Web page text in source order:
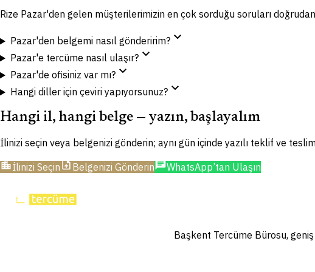
Rize Pazar'den gelen müşterilerimizin en çok sorduğu soruları
Pazar'den belgemi nasıl gönderirim?expand_more
Pazar'e tercüme nasıl ulaşır?expand_more
Pazar'de ofisiniz var mı?expand_more
Hangi diller için çeviri yapıyorsunuz?expand_more
Hangi il, hangi belge — yazın, başlayalım
İlinizi seçin veya belgenizi gönderin; aynı gün içinde yazılı teklif ve
location_cityİlinizi Seçinupload_fileBelgenizi GönderinchatWhatsApp’tan Ulaşın
Başkent Tercüme Bürosu,